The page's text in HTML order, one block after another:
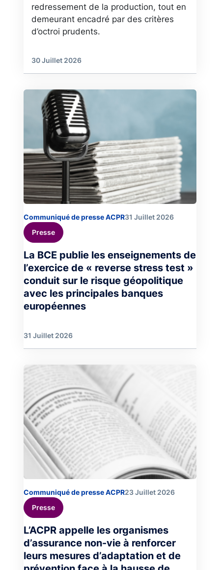
redressement de la production, tout en
demeurant encadré par des critères
d’octroi prudents.
30 Juillet 2026
Image
Communiqué de presse ACPR31 Juillet 2026
Presse
La BCE publie les enseignements de
l’exercice de « reverse stress test »
conduit sur le risque géopolitique
avec les principales banques
européennes
31 Juillet 2026
Image
Communiqué de presse ACPR23 Juillet 2026
Presse
L’ACPR appelle les organismes
d’assurance non-vie à renforcer
leurs mesures d’adaptation et de